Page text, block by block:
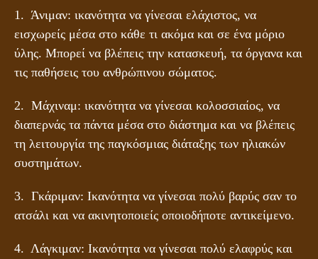
1. Άνιμαν: ικανότητα να γίνεσαι ελάχιστος, να
εισχωρείς μέσα στο κάθε τι ακόμα και σε ένα μόριο
ύλης. Μπορεί να βλέπεις την κατασκευή, τα όργανα και
τις παθήσεις του ανθρώπινου σώματος.
2. Μάχιναμ: ικανότητα να γίνεσαι κολοσσιαίος, να
διαπερνάς τα πάντα μέσα στο διάστημα και να βλέπεις
τη λειτουργία της παγκόσμιας διάταξης των ηλιακών
συστημάτων.
3. Γκάριμαν: Ικανότητα να γίνεσαι πολύ βαρύς σαν το
ατσάλι και να ακινητοποιείς οποιοδήποτε αντικείμενο.
4. Λάγκιμαν: Ικανότητα να γίνεσαι πολύ ελαφρύς και